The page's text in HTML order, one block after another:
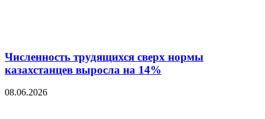
Численность трудящихся сверх нормы
казахстанцев выросла на 14%
08.06.2026